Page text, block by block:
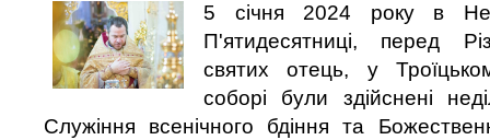
5 січня 2024 року в
П'ятидесятниці, перед
святих отець, у
соборі були здійснені
Служіння всенічного бдіння та